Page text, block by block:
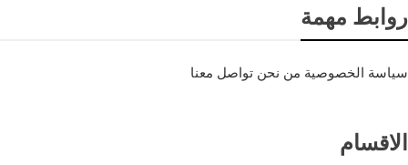
روابط مهمة
سياسة الخصوصية من نحن تواصل معنا
الاقسام